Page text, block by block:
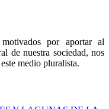
por aportar al
de nuestra sociedad, nos
medio pluralista.